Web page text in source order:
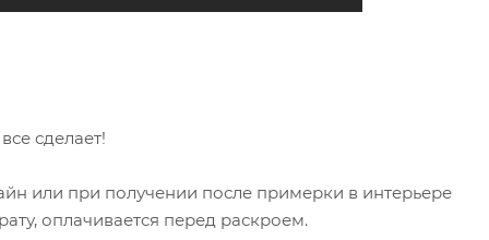
сделает!
или при получении после примерки в интерьере
оплачивается перед раскроем.